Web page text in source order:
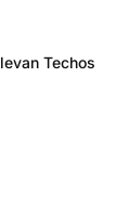
Techos